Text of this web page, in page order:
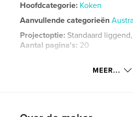
Hoofdcategorie: Koken
Aanvullende categorieën
Projectoptie: Standaard
Aantal pagina's: 20
Hardcover, stofhoes: MEER...